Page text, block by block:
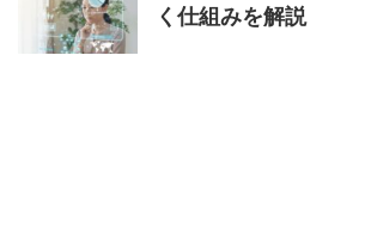
く仕組みを解説